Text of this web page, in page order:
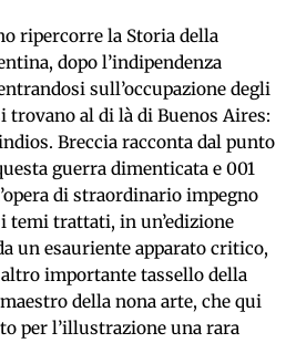
ripercorre la Storia della
dopo l’indipendenza
sull’occupazione degli
al di là di Buenos Aires:
Breccia racconta dal punto
guerra dimenticata e 001
di straordinario impegno
temi trattati, in un’edizione
un esauriente apparato critico,
importante tassello della
della nona arte, che qui
per l’illustrazione una rara